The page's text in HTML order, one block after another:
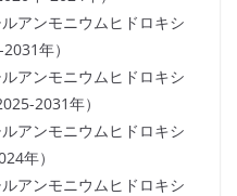
アンモニウムヒドロキシ
年）
アンモニウムヒドロキシ
2031年）
アンモニウムヒドロキシ
年）
アンモニウムヒドロキシ